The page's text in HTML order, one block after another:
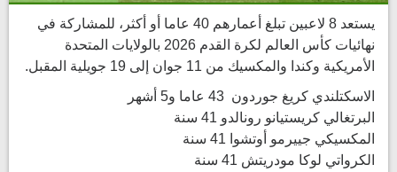
يستعد 8 لاعبين تبلغ أعمارهم 40 عاما أو أكثر، للمشاركة في
نهائيات كأس العالم لكرة القدم 2026 بالولايات المتحدة
الأمريكية وكندا والمكسيك من 11 جوان إلى 19 جويلية المقبل.
الاسكتلندي كريغ جوردون 43 عاما و5 أشهر
البرتغالي كريستيانو رونالدو 41 سنة
المكسيكي جييرمو أوتشوا 41 سنة
الكرواتي لوكا مودريتش 41 سنة